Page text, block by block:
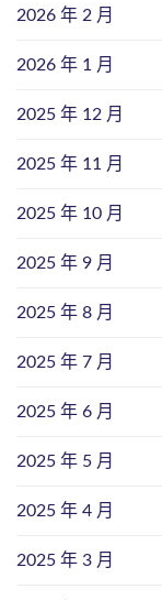
2026 年 2 月
2026 年 1 月
2025 年 12 月
2025 年 11 月
2025 年 10 月
2025 年 9 月
2025 年 8 月
2025 年 7 月
2025 年 6 月
2025 年 5 月
2025 年 4 月
2025 年 3 月